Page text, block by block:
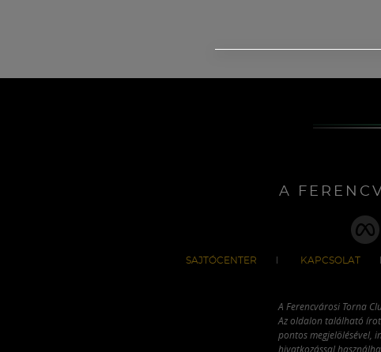
A
SAJTÓCENTER KAPCSOLAT
A Ferencvárosi Torna
Az oldalon található
pontos megjelölésével,
hivatkozással